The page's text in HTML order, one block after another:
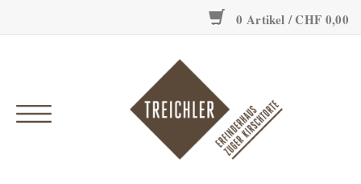
0 Artikel / CHF 0,00
Einzigartig